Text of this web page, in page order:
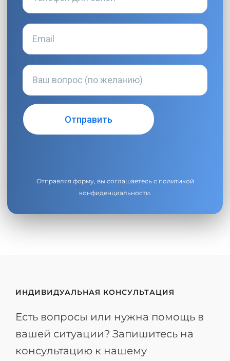
Отправляя форму, вы соглашаетесь с политикой
конфиденциальности.
ИНДИВИДУАЛЬНАЯ КОНСУЛЬТАЦИЯ
Есть вопросы или нужна помощь в
вашей ситуации? Запишитесь на
консультацию к нашему